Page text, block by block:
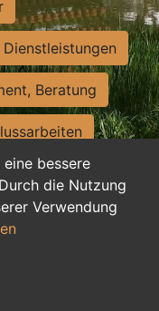
bessere
die Nutzung
Verwendung
Beratung